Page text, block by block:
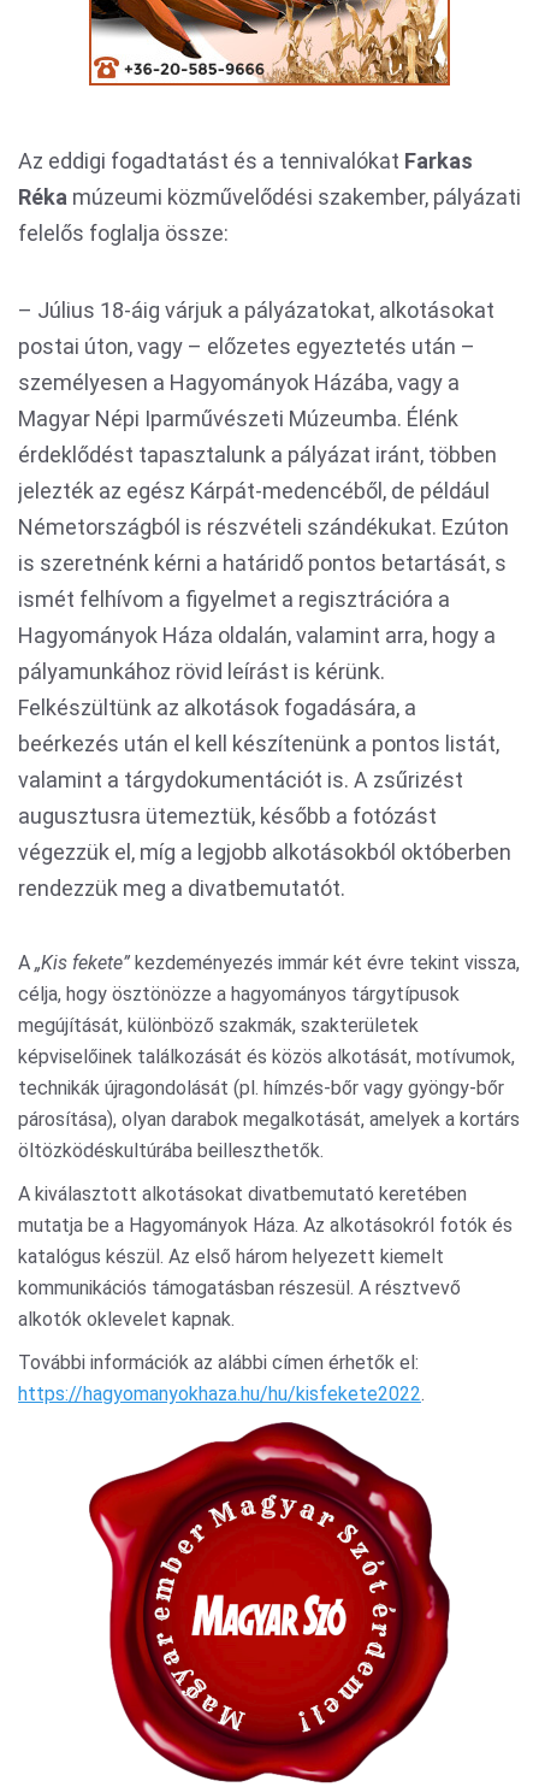
Az eddigi fogadtatást és a tennivalókat Farkas
Réka múzeumi közművelődési szakember, pályázati
felelős foglalja össze:
– Július 18-áig várjuk a pályázatokat, alkotásokat
postai úton, vagy – előzetes egyeztetés után –
személyesen a Hagyományok Házába, vagy a
Magyar Népi Iparművészeti Múzeumba. Élénk
érdeklődést tapasztalunk a pályázat iránt, többen
jelezték az egész Kárpát-medencéből, de például
Németországból is részvételi szándékukat. Ezúton
is szeretnénk kérni a határidő pontos betartását, s
ismét felhívom a figyelmet a regisztrációra a
Hagyományok Háza oldalán, valamint arra, hogy a
pályamunkához rövid leírást is kérünk.
Felkészültünk az alkotások fogadására, a
beérkezés után el kell készítenünk a pontos listát,
valamint a tárgydokumentációt is. A zsűrizést
augusztusra ütemeztük, később a fotózást
végezzük el, míg a legjobb alkotásokból októberben
rendezzük meg a divatbemutatót.
A „Kis fekete” kezdeményezés immár két évre tekint vissza,
célja, hogy ösztönözze a hagyományos tárgytípusok
megújítását, különböző szakmák, szakterületek
képviselőinek találkozását és közös alkotását, motívumok,
technikák újragondolását (pl. hímzés-bőr vagy gyöngy-bőr
párosítása), olyan darabok megalkotását, amelyek a kortárs
öltözködéskultúrába beilleszthetők.
A kiválasztott alkotásokat divatbemutató keretében
mutatja be a Hagyományok Háza. Az alkotásokról fotók és
katalógus készül. Az első három helyezett kiemelt
kommunikációs támogatásban részesül. A résztvevő
alkotók oklevelet kapnak.
További információk az alábbi címen érhetők el:
https://hagyomanyokhaza.hu/hu/kisfekete2022.